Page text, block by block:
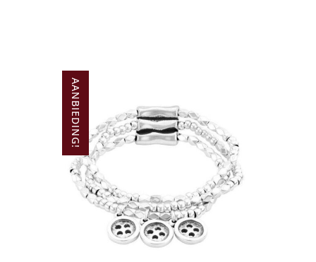
AANBIEDING!